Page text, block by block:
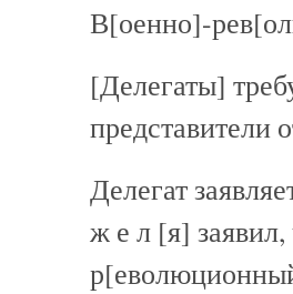
В[оенно]-
[Делегаты]
представители
Делегат
ж е л [я]